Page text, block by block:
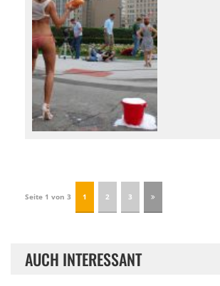
Seite 1 von 3 1 2 3
AUCH INTERESSANT